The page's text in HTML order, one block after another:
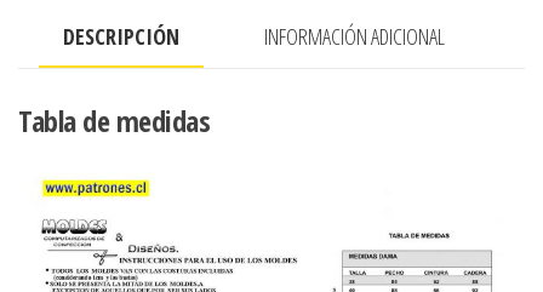
HOLGADO
DESCRIPCIÓN INFORMACIÓN ADICIONAL
Tabla de medidas